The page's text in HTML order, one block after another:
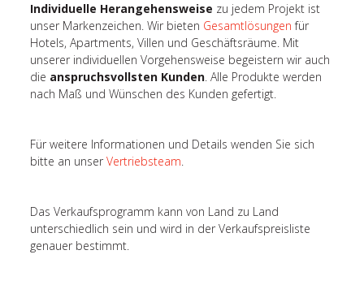
Individuelle Herangehensweise zu jedem Projekt ist
unser Markenzeichen. Wir bieten Gesamtlösungen für
Hotels, Apartments, Villen und Geschäftsräume. Mit
unserer individuellen Vorgehensweise begeistern wir auch
die anspruchsvollsten Kunden. Alle Produkte werden
nach Maß und Wünschen des Kunden gefertigt.
Für weitere Informationen und Details wenden Sie sich
bitte an unserVertriebsteam.
Das Verkaufsprogramm kann von Land zu Land
unterschiedlich sein und wird in der Verkaufspreisliste
genauer bestimmt.